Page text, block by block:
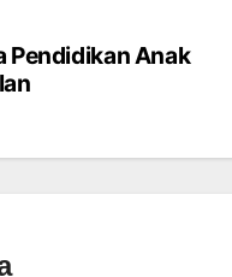
Pendidikan Anak